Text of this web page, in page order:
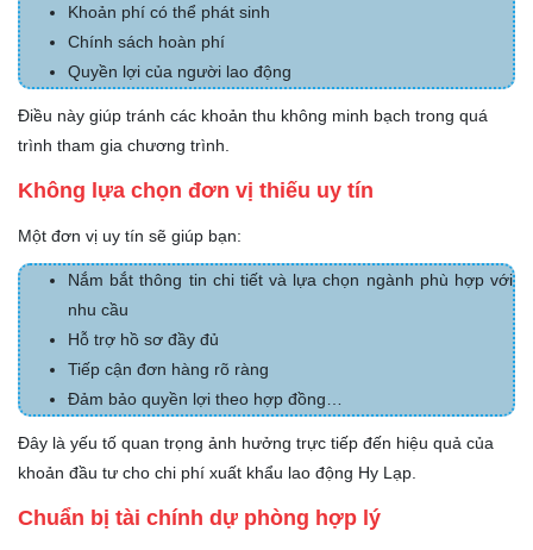
Khoản phí có thể phát sinh
Chính sách hoàn phí
Quyền lợi của người lao động
Điều này giúp tránh các khoản thu không minh bạch trong quá
trình tham gia chương trình.
Không lựa chọn đơn vị thiếu uy tín
Một đơn vị uy tín sẽ giúp bạn:
Nắm bắt thông tin chi tiết và lựa chọn ngành phù hợp với
nhu cầu
Hỗ trợ hồ sơ đầy đủ
Tiếp cận đơn hàng rõ ràng
Đảm bảo quyền lợi theo hợp đồng…
Đây là yếu tố quan trọng ảnh hưởng trực tiếp đến hiệu quả của
khoản đầu tư cho chi phí xuất khẩu lao động Hy Lạp.
Chuẩn bị tài chính dự phòng hợp lý